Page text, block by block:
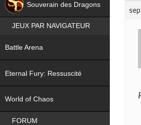
Souverain des Dragons
JEUX PAR NAVIGATEUR
Battle Arena
Eternal Fury: Ressuscité
World of Chaos
FORUM